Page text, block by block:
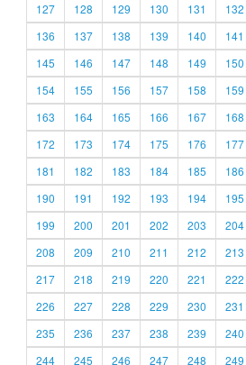
127
128 129 130 131 132
136
137 138 139 140 141
145
146 147 148 149 150
154
155 156 157 158 159
163
164 165 166 167 168
172
173 174 175 176 177
181
182 183 184 185 186
190
191 192 193 194 195
199
200 201 202 203 204
208
209 210 211 212 213
217
218 219 220 221 222
226
227 228 229 230 231
235
236 237 238 239 240
244
245 246 247 248 249